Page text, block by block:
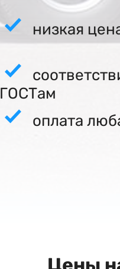
низкая
ГОСТам
оплата